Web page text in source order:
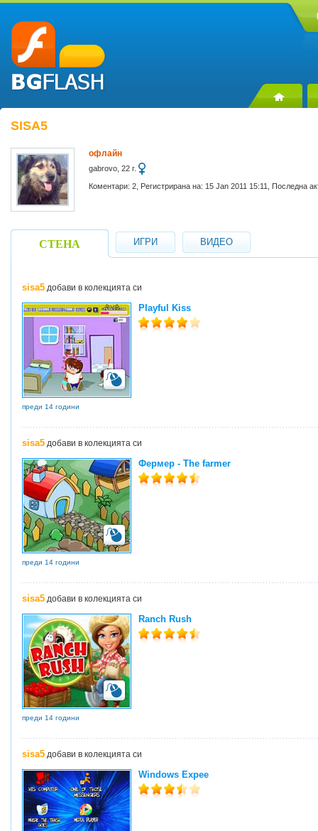
SISA5
офлайн
gabrovo, 22 г.
Коментари: 2, Регистрирана на: 15 Jan 2011 15:11, Последна
СТЕНА ИГРИ ВИДЕО
sisa5 добави в колекцията си
Playful Kiss
преди 14 години
sisa5 добави в колекцията си
Фермер - The farmer
преди 14 години
sisa5 добави в колекцията си
Ranch Rush
преди 14 години
sisa5 добави в колекцията си
Windows Expee